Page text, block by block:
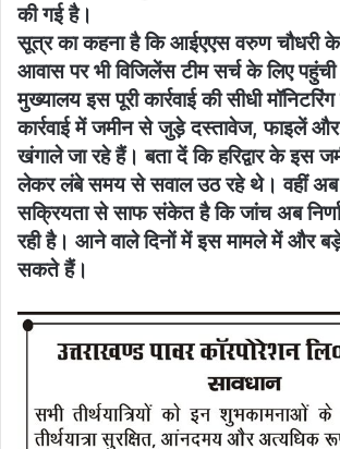
की गई है।
सूत्र का कहना है कि आईएएस वरुण चौधरी के
आवास पर भी विजिलेंस टीम सर्च के लिए
मुख्यालय इस पूरी कार्रवाई की सीधी
कार्रवाई में जमीन से जुड़े दस्तावेज, फाइलें
खंगाले जा रहे हैं। बता दें कि हरिद्वार के इस
लेकर लंबे समय से सवाल उठ रहे थे। वहीं अब
सक्रियता से साफ संकेत है कि जांच अब
रही है। आने वाले दिनों में इस मामले में और
सकते हैं।